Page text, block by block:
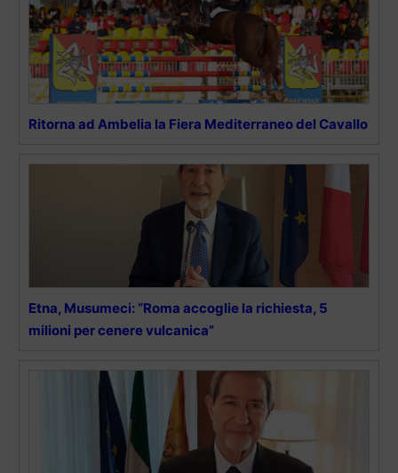
Ritorna ad Ambelia la Fiera Mediterraneo del Cavallo
Etna, Musumeci: “Roma accoglie la richiesta, 5
milioni per cenere vulcanica”